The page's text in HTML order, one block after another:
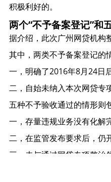
积极利好的。
两个“不予备案登记”和
据介绍，此次广州网贷机构
其中，两类不予备案登记的
一，明确了2016年8月24日
二，自始未纳入本次网贷专
五种不予验收通过的情形则
一，存量违规业务没有化解
二，在监管发布要求后，仍
三，未与通过网贷专项整治
四，仍与各类地方金融交